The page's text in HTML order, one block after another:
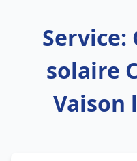
Service:
solaire
Vaison